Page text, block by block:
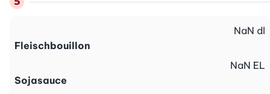
Fleischbouillon
NaN dl
Sojasauce
NaN EL